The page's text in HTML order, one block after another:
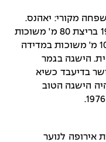
שם משפחה מקורי: יאהנס.
ניצחה באליפות אירופה לנוער ב-1968 בריצת 80 מ' משוכות
– 11.1 שניות. ב-1970 קבעה 12.9 ב-100 מ' משוכות במדידה
אוטומטית. הישגה בגמר
1972, 12.59 ש', שאושר בדיעבד כשיא
הישגה הטוב
אלופת אירופה לנוער